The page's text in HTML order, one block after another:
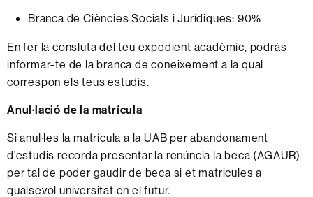
Branca de Ciències Socials i Jurídiques: 90%
En fer la consluta del teu expedient acadèmic, podràs
informar-te de la branca de coneixement a la qual
correspon els teus estudis.
Anul·lació de la matrícula
Si anul·les la matrícula a la UAB per abandonament
d’estudis recorda presentar la renúncia la beca (AGAUR)
per tal de poder gaudir de beca si et matricules a
qualsevol universitat en el futur.